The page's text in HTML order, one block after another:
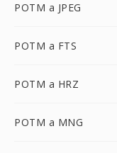
POTM a JPEG
POTM a FTS
POTM a HRZ
POTM a MNG